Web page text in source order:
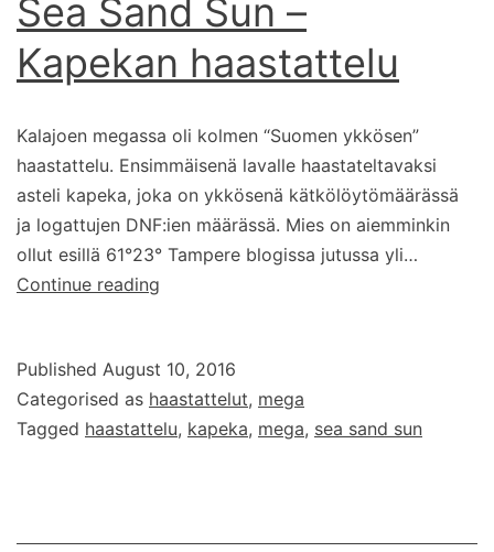
Sea Sand Sun –
Kapekan haastattelu
Kalajoen megassa oli kolmen “Suomen ykkösen”
haastattelu. Ensimmäisenä lavalle haastateltavaksi
asteli kapeka, joka on ykkösenä kätkölöytömäärässä
ja logattujen DNF:ien määrässä. Mies on aiemminkin
ollut esillä 61°23° Tampere blogissa jutussa yli…
Continue reading
–
Kapekan
haastattelu
Published August 10, 2016
Categorised as haastattelut, mega
Tagged haastattelu, kapeka, mega, sea sand sun